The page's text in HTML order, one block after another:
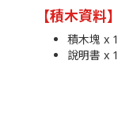
【積木資料】
積木塊 x 1
說明書 x 1